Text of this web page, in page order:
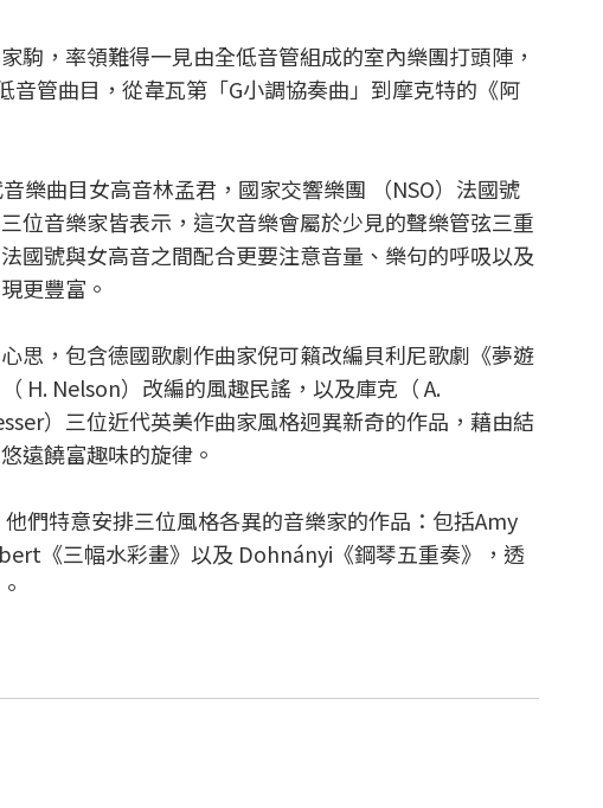
駒，率領難得一見由全低音管組成的室內樂團打頭陣，
管曲目，從韋瓦第「G小調協奏曲」到摩克特的《阿
樂曲目女高音林孟君，國家交響樂團 （NSO）法國號
位音樂家皆表示，這次音樂會屬於少見的聲樂管弦三重
國號與女高音之間配合更要注意音量、樂句的呼吸以及
更豐富。
思，包含德國歌劇作曲家倪可籟改編貝利尼歌劇《夢遊
H. Nelson）改編的風趣民謠，以及庫克（ A.
）三位近代英美作曲家風格迥異新奇的作品，藉由結
遠饒富趣味的旋律。
們特意安排三位風格各異的音樂家的作品：包括Amy
《三幅水彩畫》以及 Dohnányi《鋼琴五重奏》，透